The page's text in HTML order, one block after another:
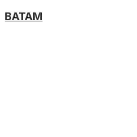
BATAM